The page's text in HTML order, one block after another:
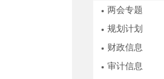
两会专题
规划计划
财政信息
审计信息